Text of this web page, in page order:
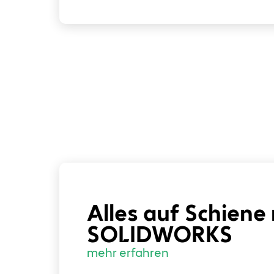
Alles auf
SOLIDWORKS
mehr erfahren